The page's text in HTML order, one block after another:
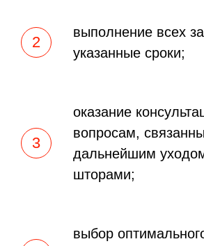
выполнение всех
указанные сроки;
оказание
вопросам,
дальнейшим
шторами;
выбор